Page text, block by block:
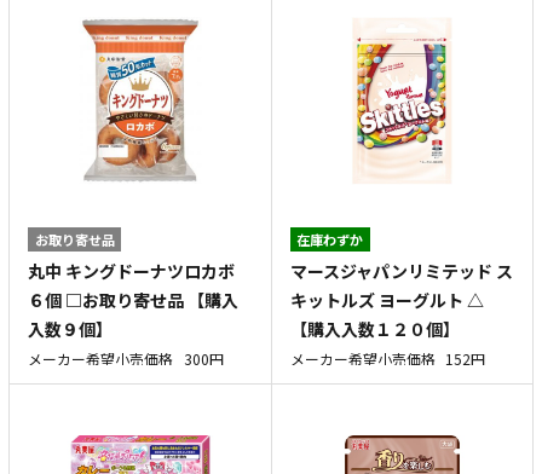
お取り寄せ品
丸中 キングドーナツロカボ
６個 □お取り寄せ品 【購入
入数９個】
メーカー希望小売価格 300円
在庫わずか
マースジャパンリミテッド ス
キットルズ ヨーグルト △
【購入入数１２０個】
メーカー希望小売価格 152円